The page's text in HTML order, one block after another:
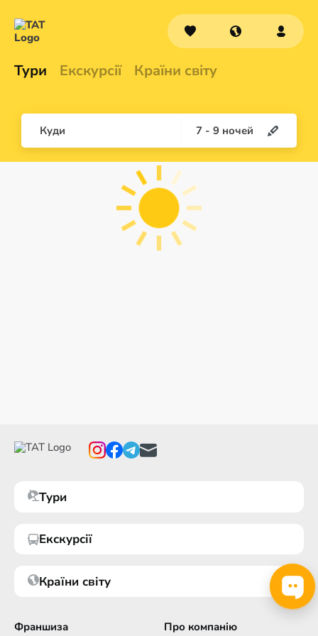
Тури Екскурсії Країни світу
Куди 7 - 9 ночей
Тури
Екскурсії
Країни світу
Франшиза
Про компанію